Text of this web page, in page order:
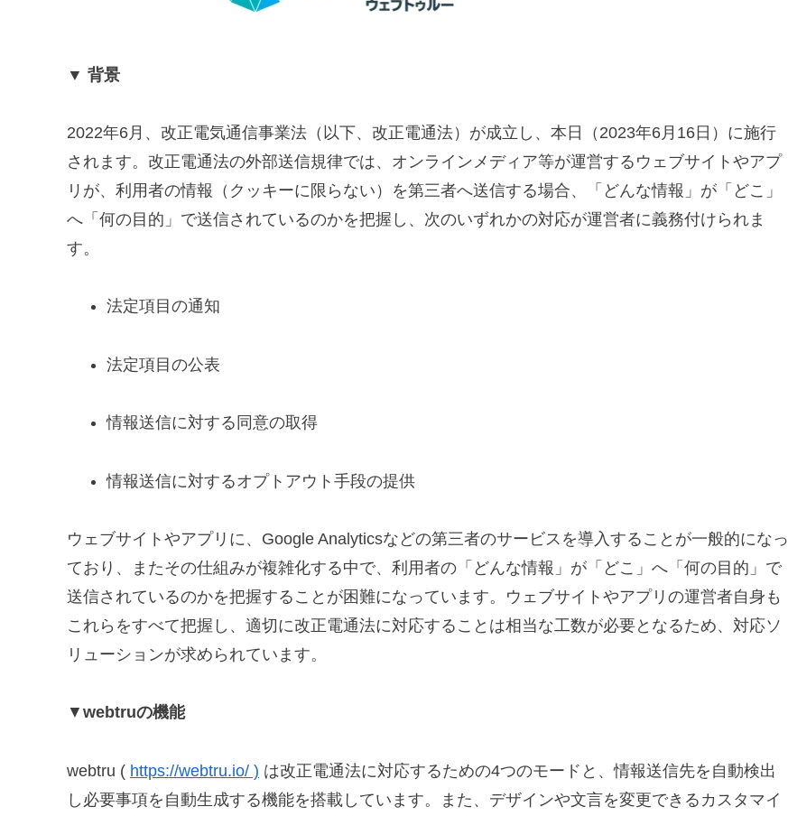
▼ 背景
2022年6月、改正電気通信事業法（以下、改正電通法）が成立し、本日（2023年6月16日）に施行
されます。改正電通法の外部送信規律では、オンラインメディア等が運営するウェブサイトやアプ
リが、利用者の情報（クッキーに限らない）を第三者へ送信する場合、「どんな情報」が「どこ」
へ「何の目的」で送信されているのかを把握し、次のいずれかの対応が運営者に義務付けられま
す。
法定項目の通知
法定項目の公表
情報送信に対する同意の取得
情報送信に対するオプトアウト手段の提供
ウェブサイトやアプリに、Google Analyticsなどの第三者のサービスを導入することが一般的になっ
ており、またその仕組みが複雑化する中で、利用者の「どんな情報」が「どこ」へ「何の目的」で
送信されているのかを把握することが困難になっています。ウェブサイトやアプリの運営者自身も
これらをすべて把握し、適切に改正電通法に対応することは相当な工数が必要となるため、対応ソ
リューションが求められています。
▼ webtruの機能
webtru ( https://webtru.io/ ) は改正電通法に対応するための4つのモードと、情報送信先を自動検出
し必要事項を自動生成する機能を搭載しています。また、デザインや文言を変更できるカスタマイ